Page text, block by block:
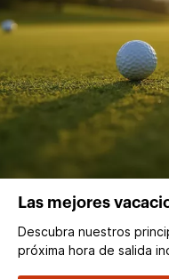
Las mejores
Descubra nuestros
próxima hora de salida